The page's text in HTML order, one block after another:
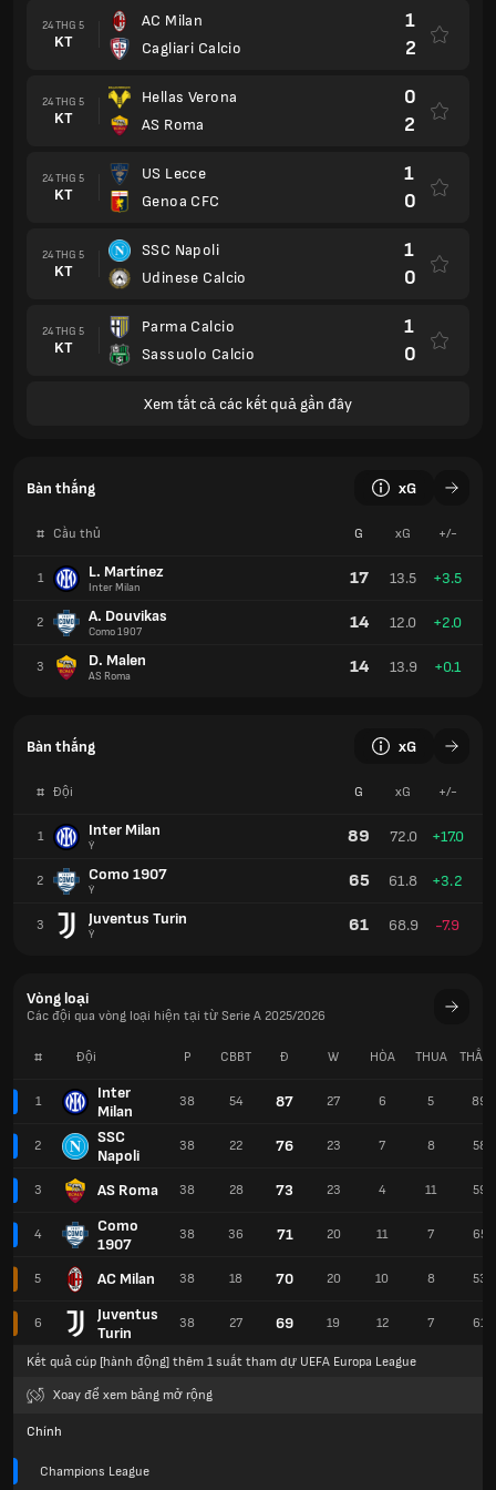
24 THG 5
KT
AC Milan
Cagliari Calcio
1
2
24 THG 5
KT
Hellas Verona
AS Roma
0
2
24 THG 5
KT
US Lecce
Genoa CFC
1
0
24 THG 5
KT
SSC Napoli
Udinese Calcio
1
0
24 THG 5
KT
Parma Calcio
Sassuolo Calcio
1
0
Xem tất cả các kết quả gần đây
Bàn thắng xG
# Cầu thủ G xG +/-
1 L. Martínez
Inter Milan 17 13.5 +3.5
2 A. Douvikas
Como 1907 14 12.0 +2.0
3 D. Malen
AS Roma 14 13.9 +0.1
Bàn thắng xG
# Đội G xG +/-
1 Inter Milan
Ý 89 72.0 +17.0
2 Como 1907
Ý 65 61.8 +3.2
3 Juventus Turin
Ý 61 68.9 -7.9
Vòng loại
Các đội qua vòng loại hiện tại từ Serie A 2025/2026
# Đội
1
Inter
Milan
2
SSC
Napoli
3 AS Roma
4
Como
1907
5 AC Milan
6
Juventus
Turin
P CBBT Đ W HÒA THUA
38 54 87 27 6 5 89
38 22 76 23 7 8 58
38 28 73 23 4 11 59
38 36 71 20 11 7 65
38 18 70 20 10 8 53
38 27 69 19 12 7 61
Kết quả cúp [hành động] thêm 1 suất tham dự UEFA Europa League
Xoay để xem bảng mở rộng
Chính
Champions League